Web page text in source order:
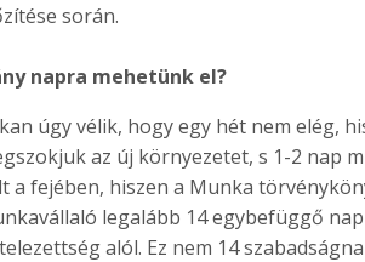
során.
napra mehetünk el?
úgy vélik, hogy egy hét nem elég,
az új környezetet, s 1-2 nap
a fejében, hiszen a Munka
legalább 14 egybefüggő
alól. Ez nem 14